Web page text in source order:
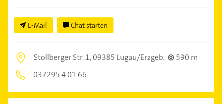
E-Mail Chat starten
Stollberger Str. 1,09385 Lugau/Erzgeb.
590 m
037295 4 01 66